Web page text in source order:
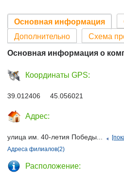
Основная информация
Дополнительно
Схема
Основная информация о
Координаты GPS:
39.012406 45.056021
Адрес:
улица им. 40-летия Победы...
Адреса филиалов(2)
Расположение: